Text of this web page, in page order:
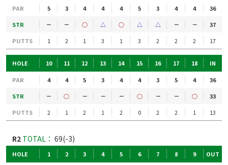
PAR 5 3 4 4 4 5 3 4 4
36
STR
－ － ○ △ ○ △ △ － －
37
PUTTS
1 2 1 3 1 3 2 2 2 17
HOLE 10 11 12 13 14 15 16 17 18 IN
PAR 4 4 5 3 4 4 3 5 4
36
STR
－ ○ － － － ○ － － ○
33
PUTTS
2 1 2 1 2 0 2 2 1 13
R2 TOTAL： 69(-3)
HOLE 1 2 3 4 5 6 7 8 9 OUT